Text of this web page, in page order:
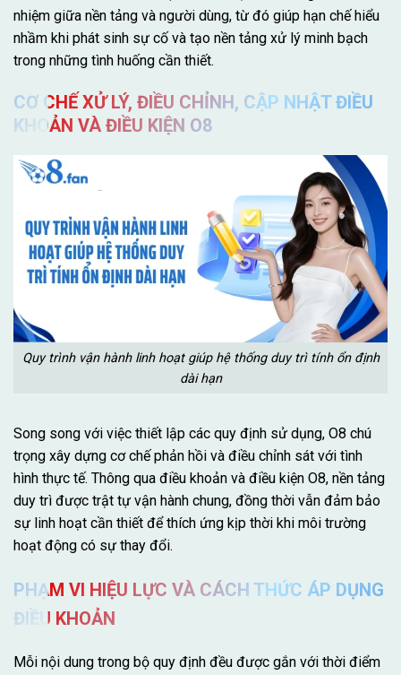
nhiệm giữa nền tảng và người dùng, từ đó giúp hạn chế hiểu
nhầm khi phát sinh sự cố và tạo nền tảng xử lý minh bạch
trong những tình huống cần thiết.
CƠ CHẾ XỬ LÝ, ĐIỀU CHỈNH, CẬP NHẬT ĐIỀU
KHOẢN VÀ ĐIỀU KIỆN O8
Quy trình vận hành linh hoạt giúp hệ thống duy trì tính ổn định
dài hạn
Song song với việc thiết lập các quy định sử dụng, O8 chú
trọng xây dựng cơ chế phản hồi và điều chỉnh sát với tình
hình thực tế. Thông qua điều khoản và điều kiện O8, nền tảng
duy trì được trật tự vận hành chung, đồng thời vẫn đảm bảo
sự linh hoạt cần thiết để thích ứng kịp thời khi môi trường
hoạt động có sự thay đổi.
PHẠM VI HIỆU LỰC VÀ CÁCH THỨC ÁP DỤNG
ĐIỀU KHOẢN
Mỗi nội dung trong bộ quy định đều được gắn với thời điểm